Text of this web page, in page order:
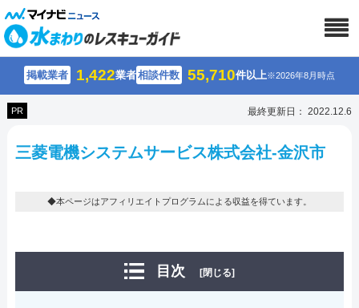
掲載業者 1,422業者相談件数 55,710件以上※2026年8月時点
PR 最終更新日： 2022.12.6
三菱電機システムサービス株式会社-金沢市
◆本ページはアフィリエイトプログラムによる収益を得ています。
目次 [閉じる]